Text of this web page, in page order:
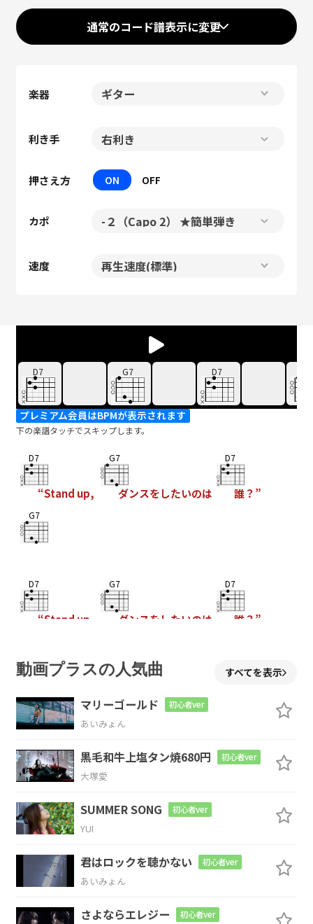
Mute
通常のコード譜表示に変更
楽器
利き手
押さえ方 ON OFF
カポ
速度
D7 G7 D7
プレミアム会員はBPMが表示されます
下の楽譜タッチでスキップします。
D7
“Stand up,
G7
ダンスをしたいのは
D7
誰？”
G7
D7
“Stand up,
G7
ダンスをしたいのは
D7
誰？”
D7 G7
G7
D7
“Stand up, ダンスをしたいのは 誰？”
動画プラスの人気曲 すべてを表示
マリーゴールド 初心者ver
あいみょん
黒毛和牛上塩タン焼680円 初心者ver
大塚愛
SUMMER SONG 初心者ver
YUI
君はロックを聴かない 初心者ver
あいみょん
さよならエレジー 初心者ver